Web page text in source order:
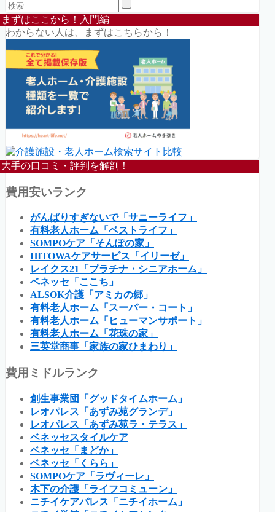
まずはここから！入門編
わからない人は、まずはこちらから！
大手の口コミ・評判を解剖！
費用安いランク
がんばりすぎないで「サニーライフ」
有料老人ホーム「ベストライフ」
SOMPOケア「そんぽの家」
HITOWAケアサービス「イリーゼ」
レイクス21「プラチナ・シニアホーム」
ベネッセ「ここち」
ALSOK介護「アミカの郷」
有料老人ホーム「スーパー・コート」
有料老人ホーム「ヒューマンサポート」
有料老人ホーム「花珠の家」
三英堂商事「家族の家ひまわり」
費用ミドルランク
創生事業団「グッドタイムホーム」
レオパレス「あずみ苑グランデ」
レオパレス「あずみ苑ラ・テラス」
ベネッセスタイルケア
ベネッセ「まどか」
ベネッセ「くらら」
SOMPOケア「ラヴィーレ」
木下の介護「ライフコミューン」
ニチイケアパレス「ニチイホーム」